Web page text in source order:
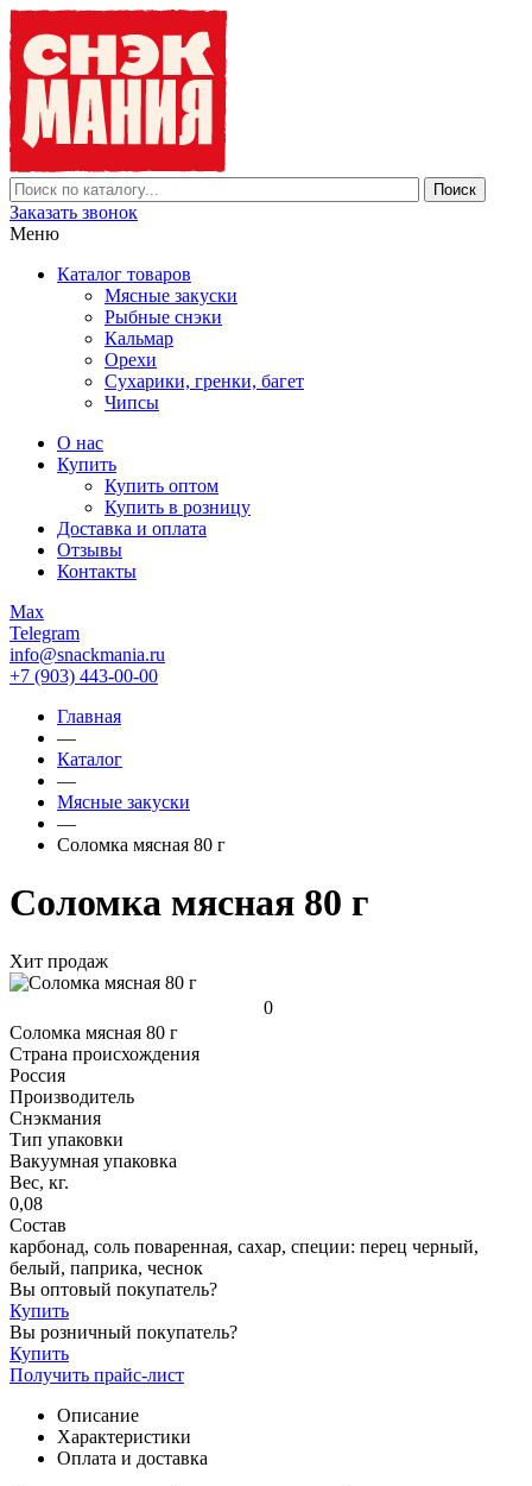
Заказать звонок
Меню
Каталог товаров
Мясные закуски
Рыбные снэки
Кальмар
Орехи
Сухарики, гренки, багет
Чипсы
О нас
Купить
Купить оптом
Купить в розницу
Доставка и оплата
Отзывы
Контакты
Max
Telegram
info@snackmania.ru
+7 (903) 443-00-00
Главная
—
Каталог
—
Мясные закуски
—
Соломка мясная 80 г
Соломка мясная 80 г
Хит продаж
0
Соломка мясная 80 г
Страна происхождения
Россия
Производитель
Снэкмания
Тип упаковки
Вакуумная упаковка
Вес, кг.
0,08
Состав
карбонад, соль поваренная, сахар, специи: перец черный,
белый, паприка, чеснок
Вы оптовый покупатель?
Купить
Вы розничный покупатель?
Купить
Получить прайс-лист
Описание
Характеристики
Оплата и доставка